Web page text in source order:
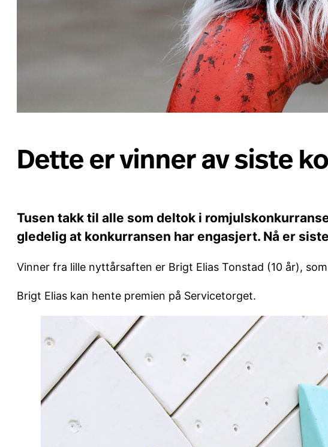
Dette er vinner av siste
Tusen takk til alle som deltok i
gledelig at konkurransen har engasjert. Nå er
Vinner fra lille nyttårsaften er Brigt Elias Tonstad (10 år),
Brigt Elias kan hente premien på Servicetorget.